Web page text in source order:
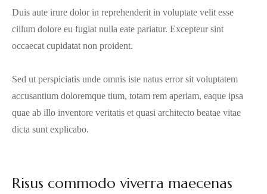
Duis aute irure dolor in reprehenderit in voluptate velit esse
cillum dolore eu fugiat nulla eate pariatur. Excepteur sint
occaecat cupidatat non proident.
Sed ut perspiciatis unde omnis iste natus error sit voluptatem
accusantium doloremque tium, totam rem aperiam, eaque ipsa
quae ab illo inventore veritatis et quasi architecto beatae vitae
dicta sunt explicabo.
Risus commodo viverra maecenas